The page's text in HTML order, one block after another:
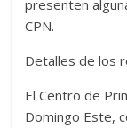
presenten
CPN.
Detalles de los
El Centro de
Domingo Este,